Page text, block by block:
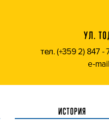
УЛ.
тел. (+359 2) 847
e-
ИСТОРИЯ